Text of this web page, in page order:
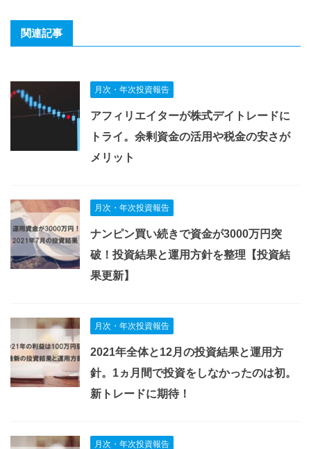
関連記事
月次・年次投資報告
アフィリエイターが株式デイトレードに
トライ。余剰資金の活用や税金の安さが
メリット
月次・年次投資報告
ナンピン買い続きで資金が3000万円突
破！投資結果と運用方針を整理【投資結
果更新】
月次・年次投資報告
2021年全体と12月の投資結果と運用方
針。1ヵ月間で投資をしなかったのは初。
新トレードに期待！
月次・年次投資報告